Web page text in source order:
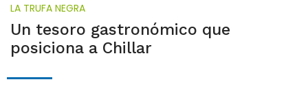
LA TRUFA NEGRA
Un tesoro gastronómico que
posiciona a Chillar